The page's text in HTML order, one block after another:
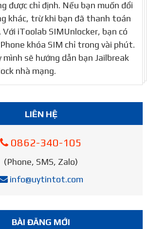
được chỉ định. Nếu bạn muốn đổi
khác, trừ khi bạn đã thanh toán
iToolab SIMUnlocker, bạn có
khóa SIM chỉ trong vài phút.
mình sẽ hướng dẫn bạn Jailbreak
nhà mạng.
LIÊN HỆ
0862-340-105
(Phone, SMS, Zalo)
info@uytintot.com
BÀI ĐĂNG MỚI